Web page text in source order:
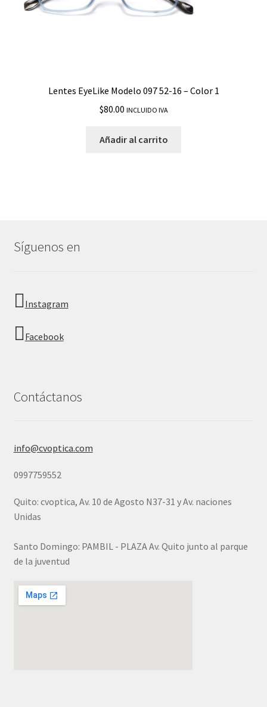
Lentes EyeLike Modelo 097 52-16 – Color 1
$80.00 INCLUIDO IVA
Añadir al carrito
Síguenos en
Instagram
Facebook
Contáctanos
info@cvoptica.com
0997759552
Quito: cvoptica, Av. 10 de Agosto N37-31 y Av. naciones
Unidas
Santo Domingo: PAMBIL - PLAZA Av. Quito junto al parque
de la juventud